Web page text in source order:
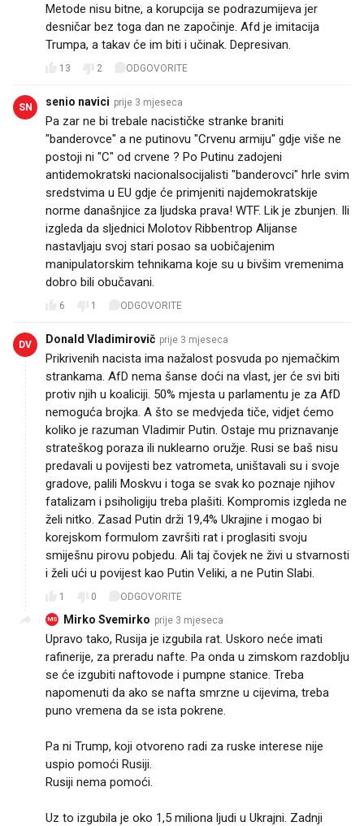
Metode nisu bitne, a korupcija se podrazumijeva jer
desničar bez toga dan ne započinje. Afd je imitacija
Trumpa, a takav će im biti i učinak. Depresivan.
13 2 ODGOVORITE
SN senio navici prije 3 mjeseca
Pa zar ne bi trebale nacističke stranke braniti
"banderovce" a ne putinovu "Crvenu armiju" gdje više ne
postoji ni "C" od crvene ? Po Putinu zadojeni
antidemokratski nacionalsocijalisti "banderovci" hrle svim
sredstvima u EU gdje će primjeniti najdemokratskije
norme današnjice za ljudska prava! WTF. Lik je zbunjen. Ili
izgleda da sljednici Molotov Ribbentrop Alijanse
nastavljaju svoj stari posao sa uobičajenim
manipulatorskim tehnikama koje su u bivšim vremenima
dobro bili obučavani.
6 1 ODGOVORITE
DV Donald Vladimirovič prije 3 mjeseca
Prikrivenih nacista ima nažalost posvuda po njemačkim
strankama. AfD nema šanse doći na vlast, jer će svi biti
protiv njih u koaliciji. 50% mjesta u parlamentu je za AfD
nemoguća brojka. A što se medvjeda tiče, vidjet ćemo
koliko je razuman Vladimir Putin. Ostaje mu priznavanje
strateškog poraza ili nuklearno oružje. Rusi se baš nisu
predavali u povijesti bez vatrometa, uništavali su i svoje
gradove, palili Moskvu i toga se svak ko poznaje njihov
fatalizam i psiholigiju treba plašiti. Kompromis izgleda ne
želi nitko. Zasad Putin drži 19,4% Ukrajine i mogao bi
korejskom formulom završiti rat i proglasiti svoju
smiješnu pirovu pobjedu. Ali taj čovjek ne živi u stvarnosti
i želi ući u povijest kao Putin Veliki, a ne Putin Slabi.
1 0 ODGOVORITE
MS Mirko Svemirko prije 3 mjeseca
Upravo tako, Rusija je izgubila rat. Uskoro neće imati
rafinerije, za preradu nafte. Pa onda u zimskom razdoblju
se će izgubiti naftovode i pumpne stanice. Treba
napomenuti da ako se nafta smrzne u cijevima, treba
puno vremena da se ista pokrene.
Pa ni Trump, koji otvoreno radi za ruske interese nije
uspio pomoći Rusiji.
Rusiji nema pomoći.
Uz to izgubila je oko 1,5 miliona ljudi u Ukrajni. Zadnji